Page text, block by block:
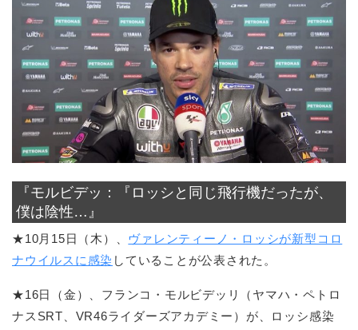
『モルビデッ：『ロッシと同じ飛行機だったが、
僕は陰性…』
★10月15日（木）、 ヴァレンティーノ・ロッシが新型コロ
ナウイルスに感染 していることが公表された。
★16日（金）、フランコ・モルビデッリ（ヤマハ・ペトロ
ナスSRT、VR46ライダーズアカデミー）が、ロッシ感染